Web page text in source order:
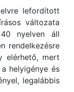
lefordított
változata
nyelven áll
rendelkezésre
elérhető, mert
helyigénye és
legalábbis